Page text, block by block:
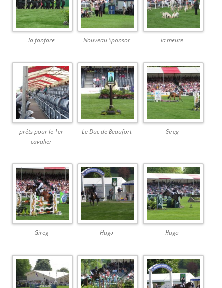
la fanfare Nouveau Sponsor la meute
prêts pour le 1er
cavalier
Le Duc de Beaufort Gireg
Gireg Hugo Hugo